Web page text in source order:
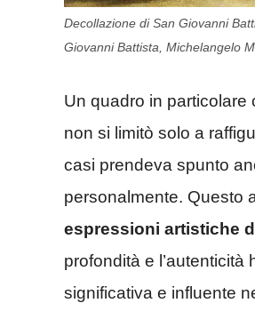
Decollazione di San Giovanni
Giovanni Battista, Michelangelo
Un quadro in particolare
non si limitò solo a
casi prendeva spunto
personalmente. Questo
espressioni artistiche
profondità e
significativa e influente